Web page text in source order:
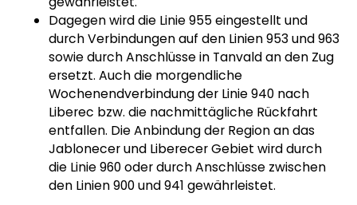
Dagegen wird die Linie 955 eingestellt und
durch Verbindungen auf den Linien 953 und 963
sowie durch Anschlüsse in Tanvald an den Zug
ersetzt. Auch die morgendliche
Wochenendverbindung der Linie 940 nach
Liberec bzw. die nachmittägliche Rückfahrt
entfallen. Die Anbindung der Region an das
Jablonecer und Liberecer Gebiet wird durch
die Linie 960 oder durch Anschlüsse zwischen
den Linien 900 und 941 gewährleistet.